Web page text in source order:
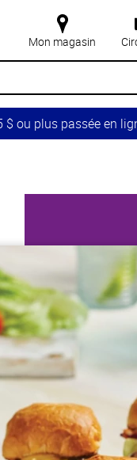
Mon magasin
ou plus passée en